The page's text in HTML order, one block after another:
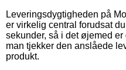
Leveringsdygtigheden på
er virkelig central forudsat
sekunder, så i det øjemed
man tjekker den anslåede
produkt.